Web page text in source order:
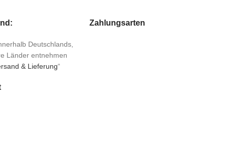
Deutschlands,
Länder entnehmen
& Lieferung“
Zahlungsarten